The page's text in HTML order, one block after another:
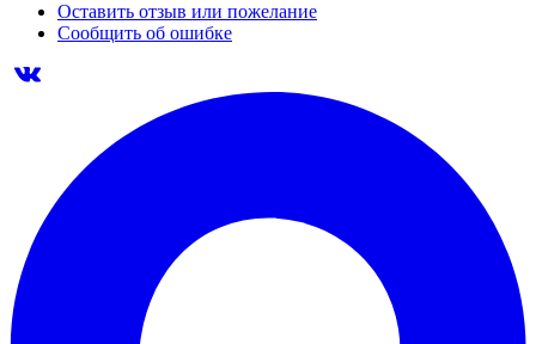
Оставить отзыв или пожелание
Сообщить об ошибке